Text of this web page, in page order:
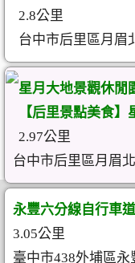
2.8公里
台中市后里區月眉
星月大地景觀休閒
【后里景點美食
2.97公里
台中市后里區月眉
永豐六分線自行車道
3.05公里
臺中市438外埔區